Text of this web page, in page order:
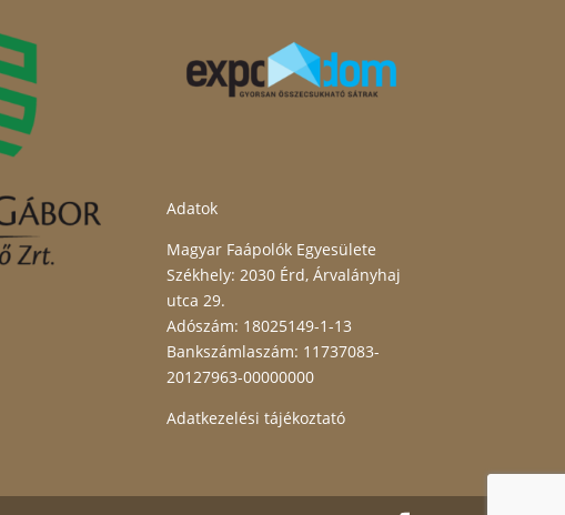
Adatok
Magyar Faápolók Egyesülete
Székhely: 2030 Érd, Árvalányhaj
utca 29.
Adószám: 18025149-1-13
Bankszámlaszám: 11737083-
20127963-00000000
Adatkezelési tájékoztató